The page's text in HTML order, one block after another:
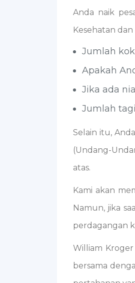
Anda naik
Kesehatan
Jumlah
Apakah
Jika ada
Jumlah
Selain itu,
(Undang-
atas.
Kami akan
Namun, jika
perdagangan
William
bersama